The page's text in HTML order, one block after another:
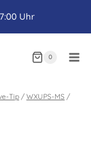
Uhr
0
Tip / WXUPS-MS /